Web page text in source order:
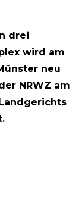
drei
wird am
neu
NRWZ am